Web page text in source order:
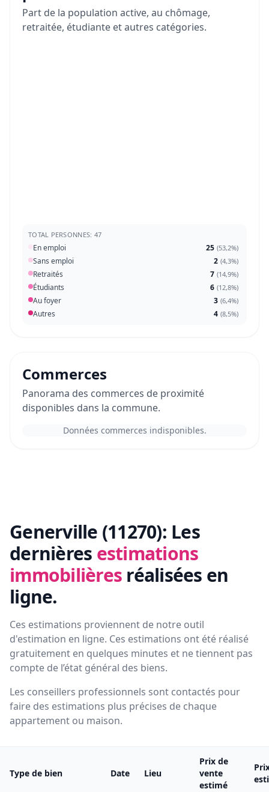
Part de la population active, au chômage,
retraitée, étudiante et autres catégories.
TOTAL PERSONNES: 47
En emploi 25 (53,2%)
Sans emploi 2 (4,3%)
Retraités 7 (14,9%)
Étudiants 6 (12,8%)
Au foyer 3 (6,4%)
Autres 4 (8,5%)
Commerces
Panorama des commerces de proximité
disponibles dans la commune.
Données commerces indisponibles.
Generville (11270): Les
dernières estimations
immobilières réalisées en
ligne.
Ces estimations proviennent de notre outil
d'estimation en ligne. Ces estimations ont été réalisé
gratuitement en quelques minutes et ne tiennent pas
compte de l’état général des biens.
Les conseillers professionnels sont contactés pour
faire des estimations plus précises de chaque
appartement ou maison.
Type de bien Date Lieu
Prix de
vente
estimé